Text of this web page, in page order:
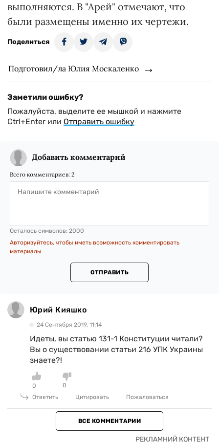
выполняются. В "Арей" отмечают, что
были размещены именно их чертежи.
Поделиться
Подготовил/ла Юлия Москаленко
Заметили ошибку?
Пожалуйста, выделите ее мышкой и нажмите
Ctrl+Enter или Отправить ошибку
Добавить комментарий
Всего комментариев: 2
Осталось символов: 2000
Авторизуйтесь, чтобы иметь возможность комментировать
материалы
ОТПРАВИТЬ
Юрий Кияшко
24 Сентября 2019, 11:14
Идеты, вы статью 131-1 Конституции читали?
Вы о существовании статьи 216 УПК Украины
знаете?!
0
0
Ответить
Цитировать Пожаловаться
ВСЕ КОММЕНТАРИИ